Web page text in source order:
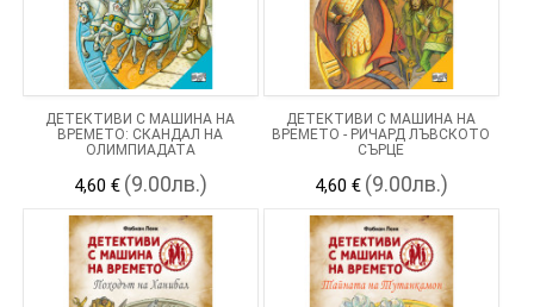
ДЕТЕКТИВИ С МАШИНА НА
ВРЕМЕТО: СКАНДАЛ НА
ОЛИМПИАДАТА
4,60 € (9.00лв.)
ДЕТЕКТИВИ С МАШИНА НА
ВРЕМЕТО - РИЧАРД ЛЪВСКОТО
СЪРЦЕ
4,60 € (9.00лв.)